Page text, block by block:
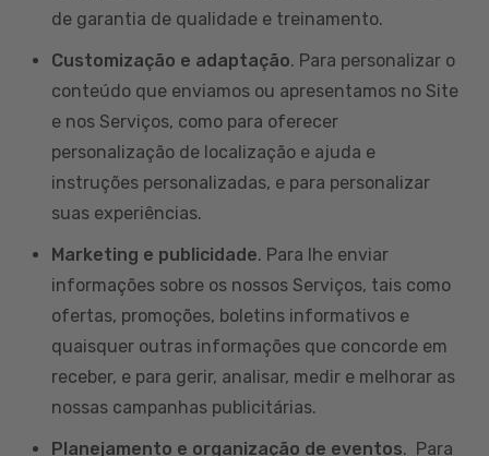
de garantia de qualidade e treinamento.
Customização e adaptação. Para personalizar o
conteúdo que enviamos ou apresentamos no Site
e nos Serviços, como para oferecer
personalização de localização e ajuda e
instruções personalizadas, e para personalizar
suas experiências.
Marketing e publicidade. Para lhe enviar
informações sobre os nossos Serviços, tais como
ofertas, promoções, boletins informativos e
quaisquer outras informações que concorde em
receber, e para gerir, analisar, medir e melhorar as
nossas campanhas publicitárias.
Planejamento e organização de eventos. Para